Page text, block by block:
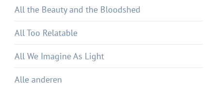
All the Beauty and the Bloodshed
All Too Relatable
All We Imagine As Light
Alle anderen